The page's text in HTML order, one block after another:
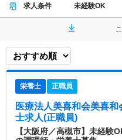
求人条件 未経験OK
栄養士 正職員
医療法人美喜和会美喜
士求人(正職員)
【大阪府／高槻市】未経験